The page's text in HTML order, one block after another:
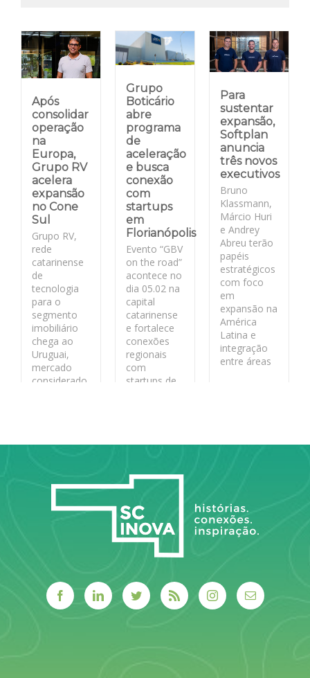
Após
consolidar
operação
na
Europa,
Grupo RV
acelera
expansão
no Cone
Sul
Grupo RV,
rede
catarinense
de
tecnologia
para o
segmento
imobiliário
chega ao
Uruguai,
mercado
considerado
Grupo
Boticário
abre
programa
de
aceleração
e busca
conexão
com
startups
em
Florianópolis
Evento “GBV
on the road”
acontece no
dia 05.02 na
capital
catarinense
e fortalece
conexões
regionais
com
startups de
Para
sustentar
expansão,
Softplan
anuncia
três novos
executivos
Bruno
Klassmann,
Márcio Huri
e Andrey
Abreu terão
papéis
estratégicos
com foco
em
expansão na
América
Latina e
integração
entre áreas